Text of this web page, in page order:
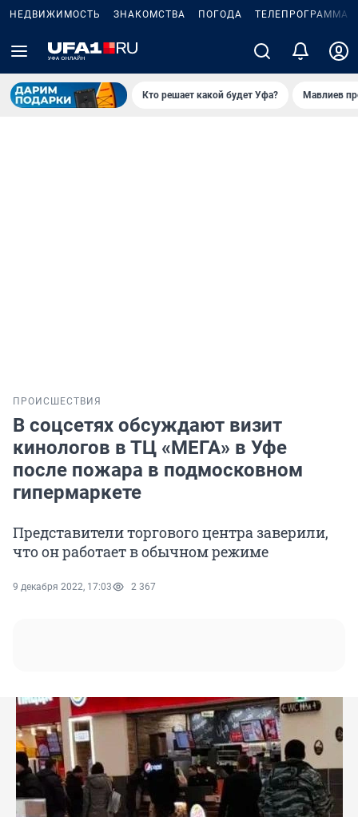
НЕДВИЖИМОСТЬ ЗНАКОМСТВА ПОГОДА ТЕЛЕПРОГРАММА
Кто решает какой будет Уфа? Мавлиев
ПРОИСШЕСТВИЯ
В соцсетях обсуждают визит
кинологов в ТЦ «МЕГА» в Уфе
после пожара в подмосковном
гипермаркете
Представители торгового центра заверили,
что он работает в обычном режиме
9 декабря 2022, 17:03 2 367